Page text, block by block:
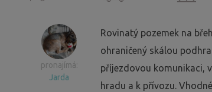
pronajímá:
Jarda
Rovinatý pozemek na
ohraničený skálou
příjezdovou komunikaci,
hradu a k přívozu.